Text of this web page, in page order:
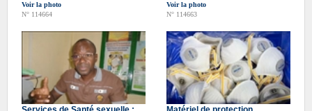
Voir la photo
N° 114664
Voir la photo
N° 114663